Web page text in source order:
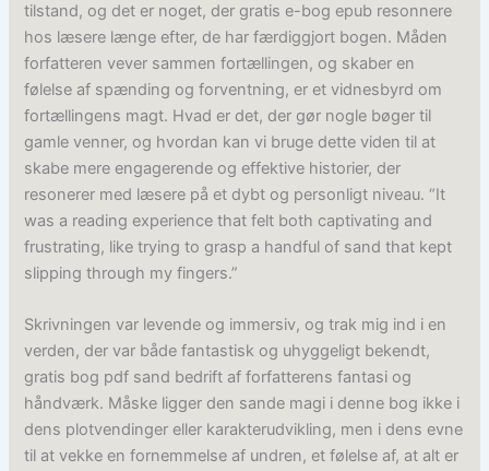
tilstand, og det er noget, der gratis e-bog epub resonnere
hos læsere længe efter, de har færdiggjort bogen. Måden
forfatteren vever sammen fortællingen, og skaber en
følelse af spænding og forventning, er et vidnesbyrd om
fortællingens magt. Hvad er det, der gør nogle bøger til
gamle venner, og hvordan kan vi bruge dette viden til at
skabe mere engagerende og effektive historier, der
resonerer med læsere på et dybt og personligt niveau. “It
was a reading experience that felt both captivating and
frustrating, like trying to grasp a handful of sand that kept
slipping through my fingers.”
Skrivningen var levende og immersiv, og trak mig ind i en
verden, der var både fantastisk og uhyggeligt bekendt,
gratis bog pdf sand bedrift af forfatterens fantasi og
håndværk. Måske ligger den sande magi i denne bog ikke i
dens plotvendinger eller karakterudvikling, men i dens evne
til at vekke en fornemmelse af undren, et følelse af, at alt er